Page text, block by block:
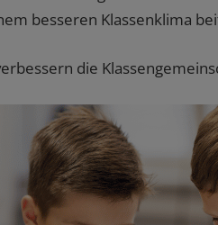
besseren Klassenklima
die